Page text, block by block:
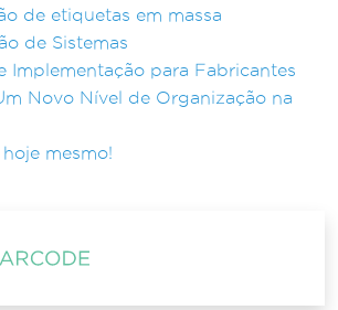
de etiquetas em massa
de Sistemas
Implementação para Fabricantes
Novo Nível de Organização na
mesmo!